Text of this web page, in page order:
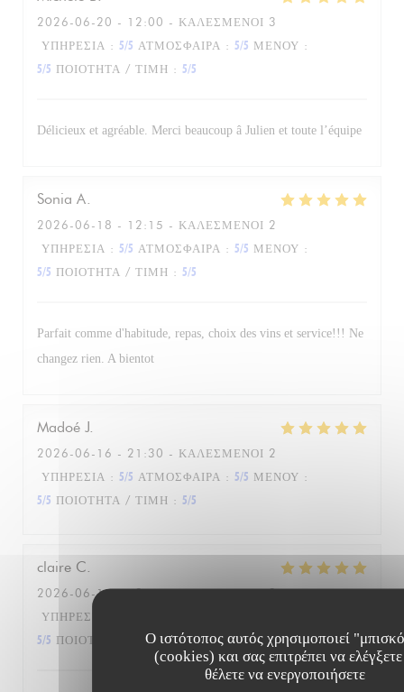
Ο ιστότοπος αυτός χρησιμοποιεί
(cookies) και σας επιτρέπει να ελέγξετε
θέλετε να ενεργοποιήσετε
2026-06-20 - 12:00 - ΚΑΛΕΣΜΈΝΟΙ 3
ΥΠΗΡΕΣΊΑ : 5/5 ΑΤΜΌΣΦΑΙΡΑ : 5/5 ΜΕΝΟΎ :
5/5 ΠΟΙΌΤΗΤΑ / ΤΙΜΉ : 5/5
Délicieux et agréable. Merci beaucoup â Julien et toute l’équipe
Sonia A
2026-06-18 - 12:15 - ΚΑΛΕΣΜΈΝΟΙ 2
ΥΠΗΡΕΣΊΑ : 5/5 ΑΤΜΌΣΦΑΙΡΑ : 5/5 ΜΕΝΟΎ :
5/5 ΠΟΙΌΤΗΤΑ / ΤΙΜΉ : 5/5
Parfait comme d'habitude, repas, choix des vins et service!!! Ne
changez rien. A bientot
Madoé J
2026-06-16 - 21:30 - ΚΑΛΕΣΜΈΝΟΙ 2
ΥΠΗΡΕΣΊΑ : 5/5 ΑΤΜΌΣΦΑΙΡΑ : 5/5 ΜΕΝΟΎ :
5/5 ΠΟΙΌΤΗΤΑ / ΤΙΜΉ : 5/5
claire C
2026-06-17- 12:15 - ΚΑΛΕΣΜΈΝΟΙ 3
ΥΠΗΡΕΣΊΑ
5/5 ΠΟΙΌΤΗΤΑ / ΤΙΜΉ: 5/5